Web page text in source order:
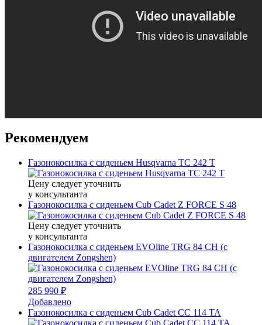
Рекомендуем
Газонокосилка с сиденьем Husqvarna TC 242 T
Цену следует уточнить
у консультанта
Газонокосилка с сиденьем Cub Cadet Z FORCE S 48
Цену следует уточнить
у консультанта
Газонокосилка с сиденьем EVOline TRG 84 CH (с
двигателем Zongshen)
285 990 ₽
Добавлено
Газонокосилка с сиденьем Cub Cadet CC 114 TA